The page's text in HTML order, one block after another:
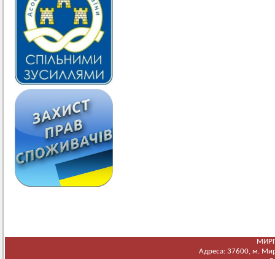
Адреса: 37600, м.